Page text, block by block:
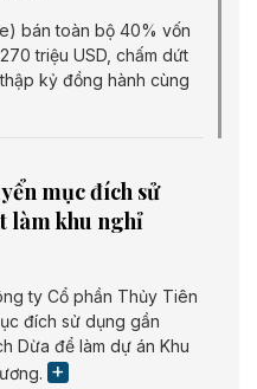
bán toàn bộ 40% vốn
triệu USD, chấm dứt
kỷ đồng hành cùng
mục đích sử
làm khu nghỉ
ty Cổ phần Thủy Tiên
đích sử dụng gần
Dừa để làm dự án Khu